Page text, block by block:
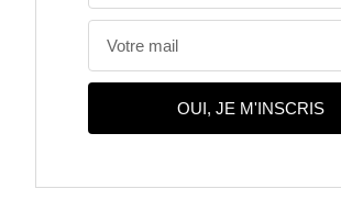
OUI, JE M'INSCRIS